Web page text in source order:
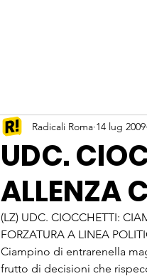
UDC.
ALLENZA
Radicali Roma 14 lug 2009
(LZ) UDC. CIOCCHETTI:
FORZATURA A LINEA
Ciampino di entrarenella
frutto di decisioni che